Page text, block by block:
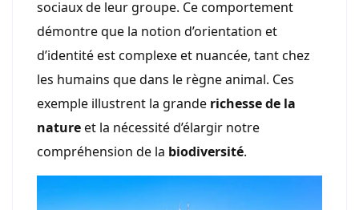
sociaux de leur groupe. Ce comportement
démontre que la notion d’orientation et
d’identité est complexe et nuancée, tant chez
les humains que dans le règne animal. Ces
exemple illustrent la grande richesse de la
natureet la nécessité d’élargir notre
compréhension de la biodiversité.